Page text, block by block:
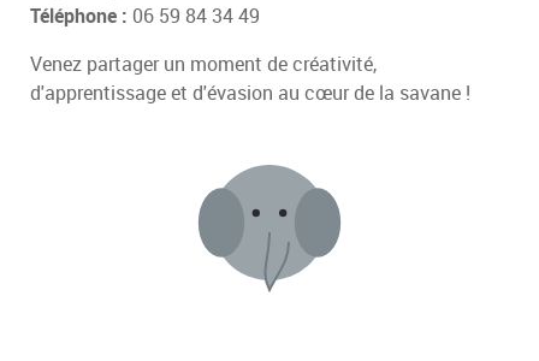
Téléphone : 06 59 84 34 49
Venez partager un moment de créativité,
d'apprentissage et d'évasion au cœur de la savane !